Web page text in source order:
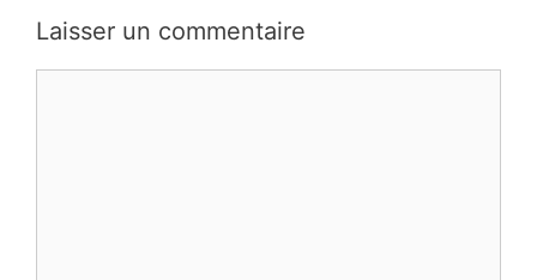
Laisser un commentaire